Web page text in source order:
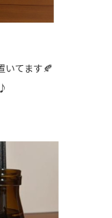
いてます🍂